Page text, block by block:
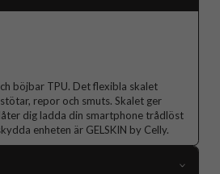
böjbar TPU. Det flexibla skalet
repor och smuts. Skalet ger
dig ladda din smartphone trådlöst
enheten är GELSKIN by Celly.